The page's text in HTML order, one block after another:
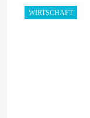
WIRTSCHAFT